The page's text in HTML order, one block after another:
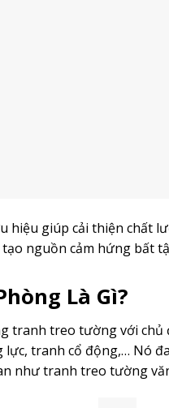
giúp cải thiện chất
nguồn cảm hứng bất
Là Gì?
tranh treo tường với
tranh cổ động,… Nó
như tranh treo tường